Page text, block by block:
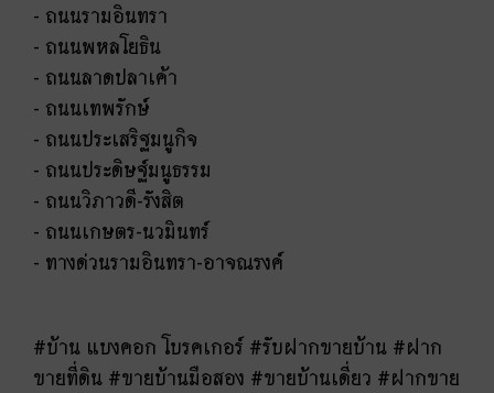
- ถนนรามอินทรา
- ถนนพหลโยธิน
- ถนนลาดปลาเค้า
- ถนนเทพรักษ์
- ถนนประเสริฐมนูกิจ
- ถนนประดิษฐ์มนูธรรม
- ถนนวิภาวดี-รังสิต
- ถนนเกษตร-นวมินทร์
- ทางด่วนรามอินทรา-อาจณรงค์
#บ้าน แบงคอก โบรคเกอร์ #รับฝากขายบ้าน #ฝาก
ขายที่ดิน #ขายบ้านมือสอง #ขายบ้านเดี่ยว #ฝากขาย